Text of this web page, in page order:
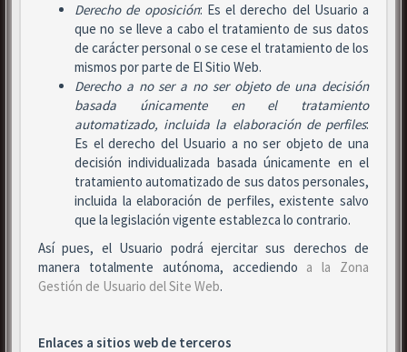
Derecho de oposición: Es el derecho del Usuario a
que no se lleve a cabo el tratamiento de sus datos
de carácter personal o se cese el tratamiento de los
mismos por parte de El Sitio Web.
Derecho a no ser a no ser objeto de una decisión
basada únicamente en el tratamiento
automatizado, incluida la elaboración de perfiles:
Es el derecho del Usuario a no ser objeto de una
decisión individualizada basada únicamente en el
tratamiento automatizado de sus datos personales,
incluida la elaboración de perfiles, existente salvo
que la legislación vigente establezca lo contrario.
Así pues, el Usuario podrá ejercitar sus derechos de
manera totalmente autónoma, accediendo a la Zona
Gestión de Usuario del Site Web.
Enlaces a sitios web de terceros